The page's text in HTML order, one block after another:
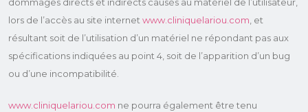
lors de l’accès au site internet www.cliniquelariou.com , et
résultant soit de l’utilisation d’un matériel ne répondant pas aux
spécifications indiquées au point 4, soit de l’apparition d’un bug
ou d’une incompatibilité.
www.cliniquelariou.com ne pourra également être tenu